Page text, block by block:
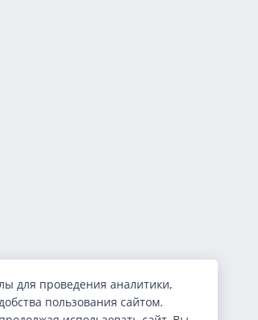
для проведения аналитики,
пользования сайтом.